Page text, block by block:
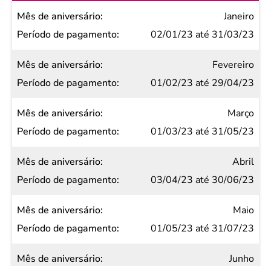
Mês de
aniversário
pagamento
Janeiro
02/01/23 até 31/03/23
Fevereiro
01/02/23 até 29/04/23
Março
01/03/23 até 31/05/23
Abril
03/04/23 até 30/06/23
Maio
01/05/23 até 31/07/23
Junho